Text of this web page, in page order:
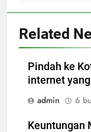
Related
Pindah ke
internet
admin
6
Keuntungan